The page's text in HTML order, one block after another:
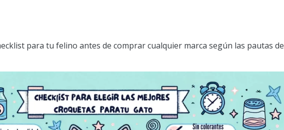
para tu felino antes de comprar cualquier marca según las pautas de